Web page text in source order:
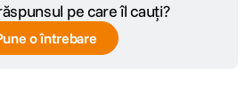
pe care îl cauți?
o întrebare